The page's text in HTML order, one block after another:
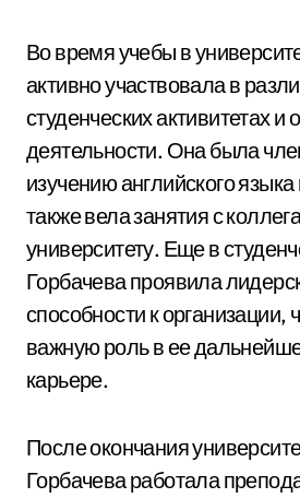
Во время учебы в
активно участвовала в
студенческих активитетах
деятельности. Она была
изучению английского
также вела занятия с
университету. Еще в
Горбачева проявила
способности к организации,
важную роль в ее
карьере.
После окончания
Горбачева работала